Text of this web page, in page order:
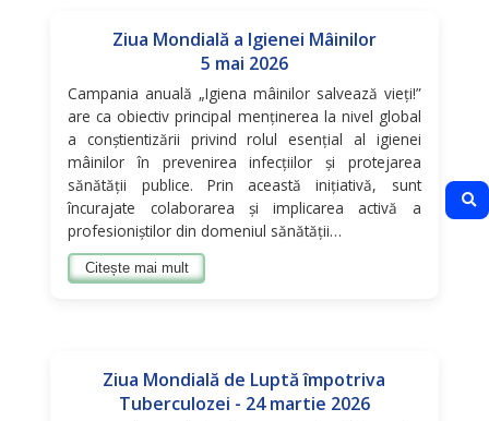
Ziua Mondială a Igienei Mâinilor
5 mai 2026
Campania anuală „Igiena mâinilor salvează vieți!”
are ca obiectiv principal menținerea la nivel global
a conștientizării privind rolul esențial al igienei
mâinilor în prevenirea infecțiilor și protejarea
sănătății publice. Prin această inițiativă, sunt
încurajate colaborarea și implicarea activă a
profesioniștilor din domeniul sănătății…
Citește mai mult
Ziua Mondială de Luptă împotriva
Tuberculozei - 24 martie 2026